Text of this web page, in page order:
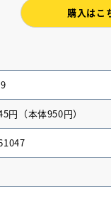
購入はこ
円（本体950円）